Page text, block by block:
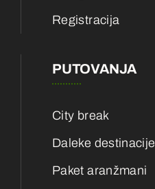
Registracija
PUTOVANJA
City break
Daleke destinacije
Paket aranžmani